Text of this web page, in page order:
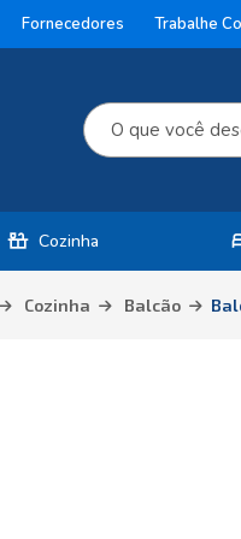
Fornecedores Trabalhe
countertops Cozinha
Cozinha Balcão